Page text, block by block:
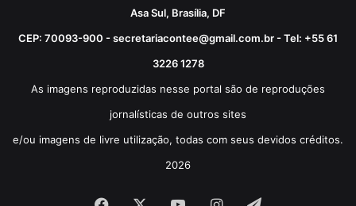
Asa Sul, Brasília, DF
CEP: 70093-900 - secretariacontee@gmail.com.br - Tel: +55 61
3226 1278
As imagens reproduzidas nesse portal são de reproduções
jornalísticas de outros sites
e/ou imagens de livre utilização, todas com seus devidos créditos.
2026